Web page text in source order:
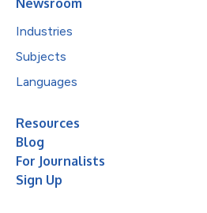
Industries
Subjects
Languages
Resources
Blog
For Journalists
Sign Up